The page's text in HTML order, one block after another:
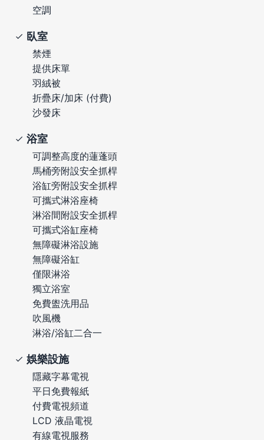
空調
臥室
禁煙
提供床單
羽絨被
折疊床/加床 (付費)
沙發床
浴室
可調整高度的蓮蓬頭
馬桶旁附設安全抓桿
浴缸旁附設安全抓桿
可攜式淋浴座椅
淋浴間附設安全抓桿
可攜式浴缸座椅
無障礙淋浴設施
無障礙浴缸
僅限淋浴
獨立浴室
免費盥洗用品
吹風機
淋浴/浴缸二合一
娛樂設施
隱藏字幕電視
平日免費報紙
付費電視頻道
LCD 液晶電視
有線電視服務